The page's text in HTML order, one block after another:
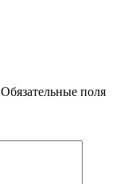
Обязательные поля